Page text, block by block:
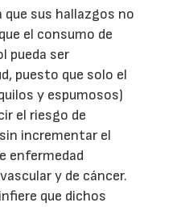
sus hallazgos no
el consumo de
pueda ser
puesto que solo el
y espumosos)
el riesgo de
incrementar el
enfermedad
y de cáncer.
que dichos